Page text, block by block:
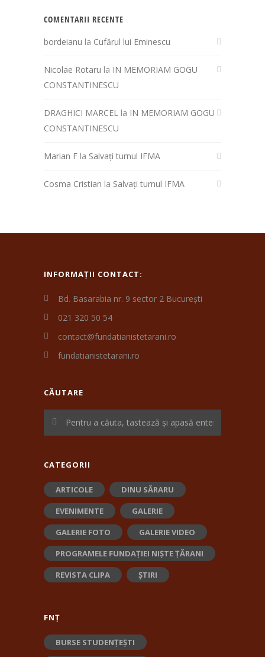
COMENTARII RECENTE
bordeianu la Cufărul lui Eminescu
Nicolae Rotaru la IN MEMORIAM GOGU
CONSTANTINESCU
DRAGHICI MARCEL la IN MEMORIAM GOGU
CONSTANTINESCU
Marian F la Salvați turnul IFMA
Cosma Cristian la Salvați turnul IFMA
INFORMAȚII CONTACT:
Bd. Basarabia nr. 9 sector 2 București
021 320 50 54
contact@fundatianistetarani.ro
fundatianistetarani.ro
CĂUTARE
CATEGORII
ARTICOLE
DINU SĂRARU
EVENIMENTE
GALERIE
GALERIE FOTO
GALERIE VIDEO
PROGRAMELE FUNDAȚIEI NIȘTE ȚĂRANI
REVISTA CLIPA
ȘTIRI
FNȚ
BURSE STUDENȚEȘTI